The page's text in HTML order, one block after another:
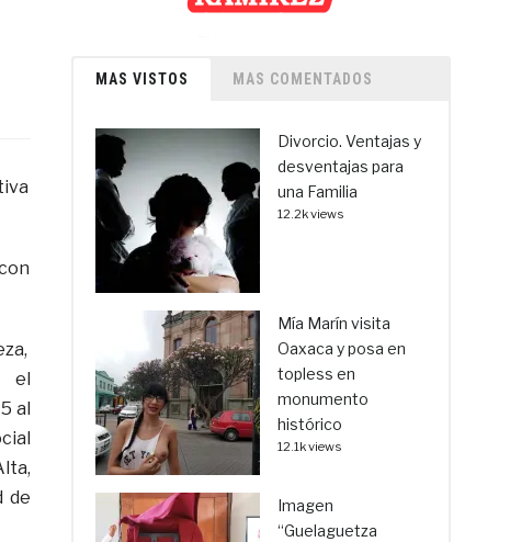
el
al
de
MAS VISTOS MAS COMENTADOS
Divorcio. Ventajas y
desventajas para
una Familia
12.2k views
Mía Marín visita
Oaxaca y posa en
topless en
monumento
histórico
12.1k views
Imagen
“Guelaguetza